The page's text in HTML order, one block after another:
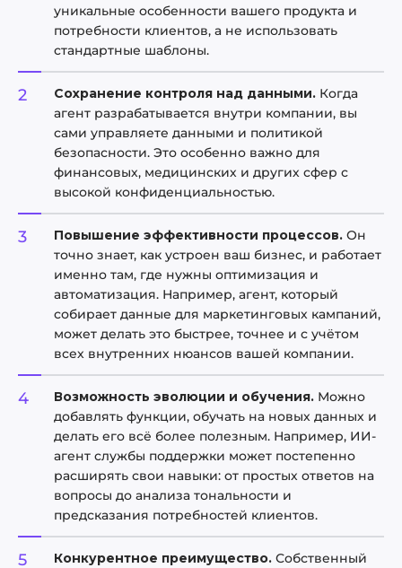
уникальные особенности вашего продукта и
потребности клиентов, а не использовать
стандартные шаблоны.
Сохранение контроля над данными. Когда
агент разрабатывается внутри компании, вы
сами управляете данными и политикой
безопасности. Это особенно важно для
финансовых, медицинских и других сфер с
высокой конфиденциальностью.
Повышение эффективности процессов. Он
точно знает, как устроен ваш бизнес, и работает
именно там, где нужны оптимизация и
автоматизация. Например, агент, который
собирает данные для маркетинговых кампаний,
может делать это быстрее, точнее и с учётом
всех внутренних нюансов вашей компании.
Возможность эволюции и обучения. Можно
добавлять функции, обучать на новых данных и
делать его всё более полезным. Например, ИИ-
агент службы поддержки может постепенно
расширять свои навыки: от простых ответов на
вопросы до анализа тональности и
предсказания потребностей клиентов.
Конкурентное преимущество. Собственный